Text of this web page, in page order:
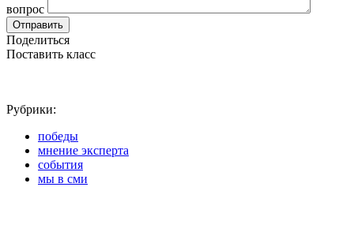
вопрос
Отправить
Поделиться
Поставить класс
Рубрики:
победы
мнение эксперта
события
мы в сми